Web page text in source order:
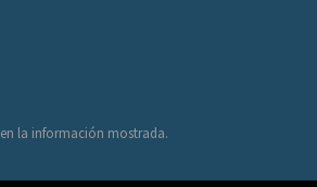
la información mostrada.